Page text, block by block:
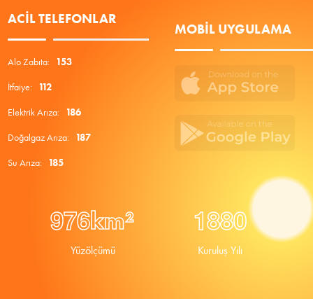
ACIL TELEFONLAR
Alo Zabıta: 153
İtfaiye: 112
Elektrik Arıza: 186
Doğalgaz Arıza: 187
Su Arıza: 185
MOBIL UYGULAMA
976km²
Yüzölçümü
1880
Kuruluş Yılı